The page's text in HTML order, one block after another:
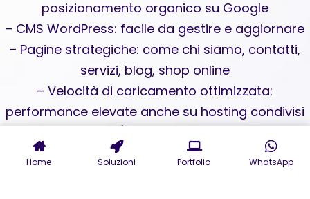
posizionamento organico su Google
– CMS WordPress: facile da gestire e aggiornare
– Pagine strategiche: come chi siamo, contatti,
servizi, blog, shop online
– Velocità di caricamento ottimizzata:
performance elevate anche su hosting condivisi
coinvolgente
Home Soluzioni Portfolio WhatsApp